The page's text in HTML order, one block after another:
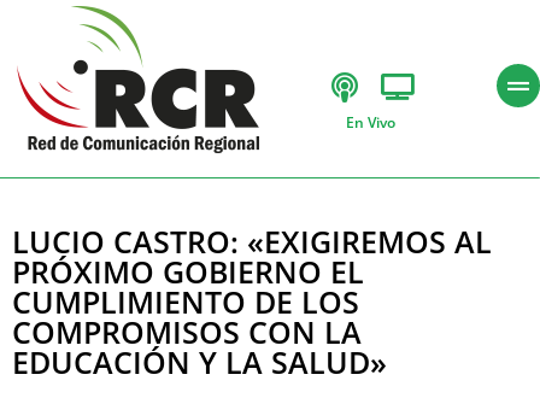
En Vivo
LUCIO CASTRO: «EXIGIREMOS AL
PRÓXIMO GOBIERNO EL
CUMPLIMIENTO DE LOS
COMPROMISOS CON LA
EDUCACIÓN Y LA SALUD»